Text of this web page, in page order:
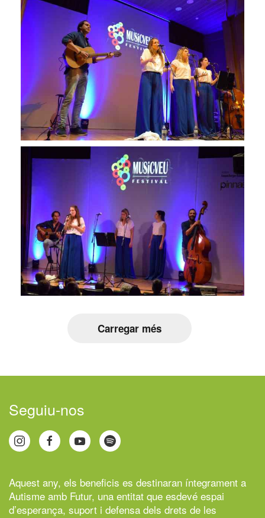
Carregar més
Seguiu-nos
Aquest any, els beneficis es destinaran íntegrament a
Autisme amb Futur, una entitat que esdevé espai
d’esperança, suport i defensa dels drets de les